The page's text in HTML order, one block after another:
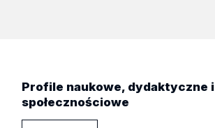
Profile naukowe, dydaktyczne i
społecznościowe